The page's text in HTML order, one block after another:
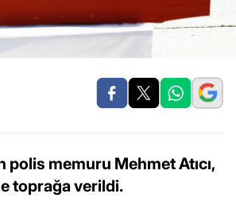
polis memuru Mehmet Atıcı,
toprağa verildi.